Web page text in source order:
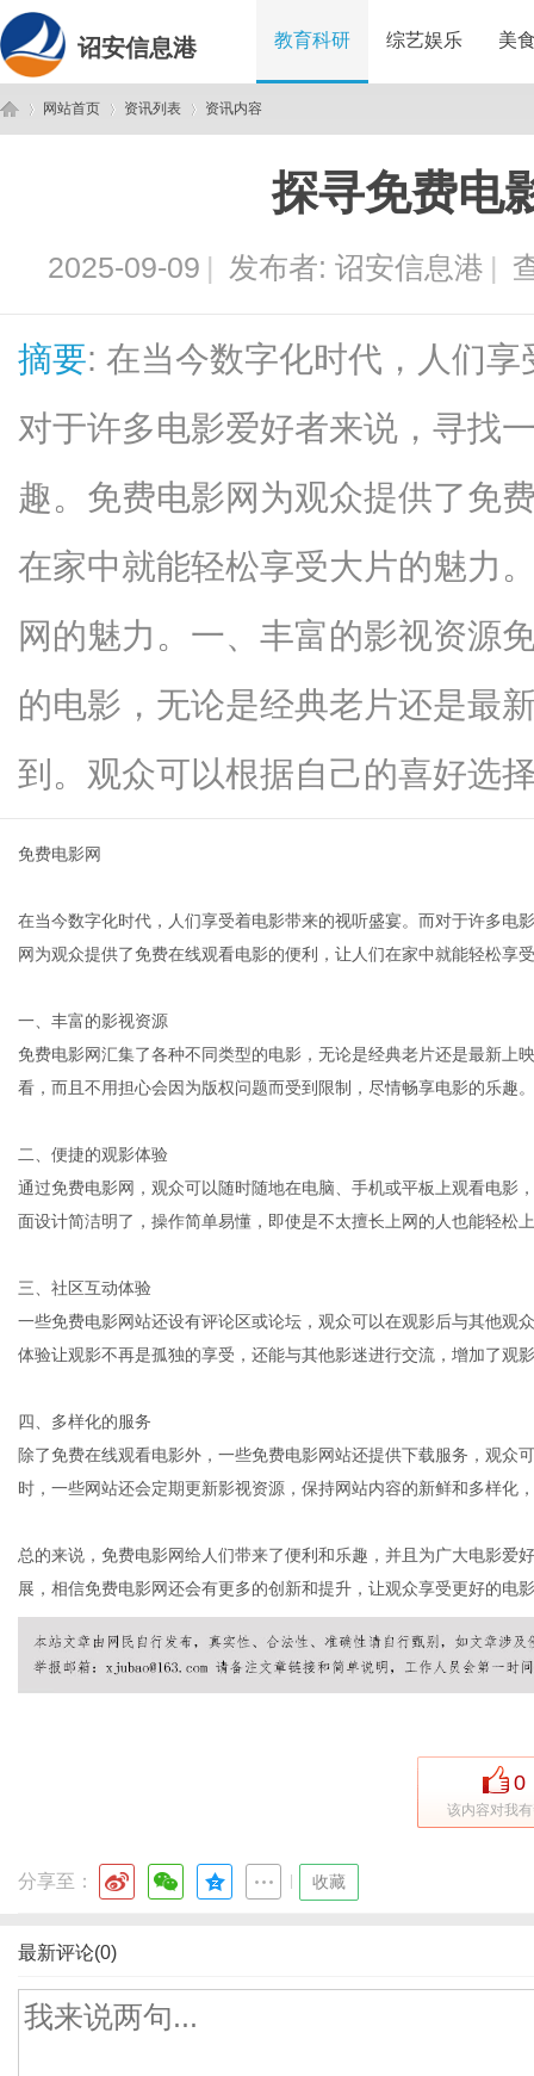
诏安信息港 教育科研 综艺娱乐 美
网站首页 资讯列表 资讯内容
探寻免费电
2025-09-09 | 发布者: 诏安信息港 |
摘要: 在当今数字化时代，人们
对于许多电影爱好者来说，寻找
趣。免费电影网为观众提供了免
在家中就能轻松享受大片的魅力
网的魅力。一、丰富的影视资源
的电影，无论是经典老片还是最
到。观众可以根据自己的喜好选
免费电影网
在当今数字化时代，人们享受着电影带来的视听盛宴。而对于许多电
网为观众提供了免费在线观看电影的便利，让人们在家中就能轻松享
一、丰富的影视资源
免费电影网汇集了各种不同类型的电影，无论是经典老片还是最新上
看，而且不用担心会因为版权问题而受到限制，尽情畅享电影的乐趣。
二、便捷的观影体验
通过免费电影网，观众可以随时随地在电脑、手机或平板上观看电影
面设计简洁明了，操作简单易懂，即使是不太擅长上网的人也能轻松
三、社区互动体验
一些免费电影网站还设有评论区或论坛，观众可以在观影后与其他观
体验让观影不再是孤独的享受，还能与其他影迷进行交流，增加了观
四、多样化的服务
除了免费在线观看电影外，一些免费电影网站还提供下载服务，观众
时，一些网站还会定期更新影视资源，保持网站内容的新鲜和多样化
总的来说，免费电影网给人们带来了便利和乐趣，并且为广大电影爱
展，相信免费电影网还会有更多的创新和提升，让观众享受更好的电
0
该内容对我
分享至： 收藏
最新评论(0)